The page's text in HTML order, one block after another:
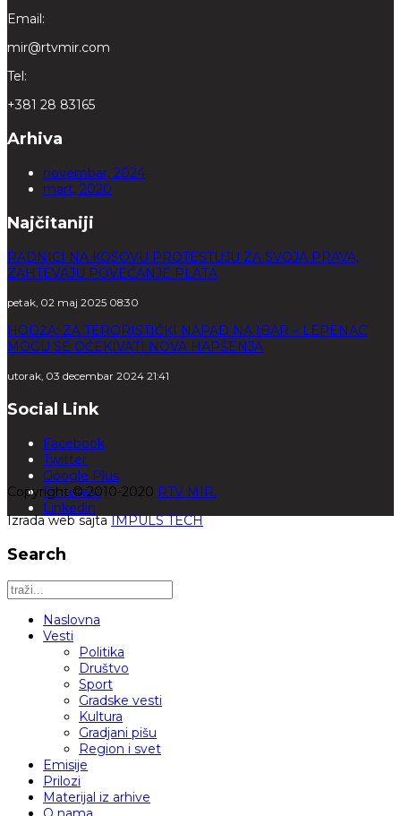
Email:
mir@rtvmir.com
Tel:
+381 28 83165
Arhiva
novembar, 2024
mart, 2020
Najčitaniji
RADNICI NA KOSOVU PROTESTUJU ZA SVOJA PRAVA,
ZAHTEVAJU POVEĆANJE PLATA
petak, 02 maj 2025 08:30
HODŽA: ZA TERORISTIČKI NAPAD NA IBAR – LEPENAC
MOGU SE OČEKIVATI NOVA HAPŠENJA
utorak, 03 decembar 2024 21:41
Social Link
Facebook
Twitter
Google Plus
Pinterest
Linkedin
Copyright © 2010-2020 RTV MIR.
Izrada web sajtaIMPULS TECH
Search
Naslovna
Vesti
Politika
Društvo
Sport
Gradske vesti
Kultura
Gradjani pišu
Region i svet
Emisije
Prilozi
Materijal iz arhive